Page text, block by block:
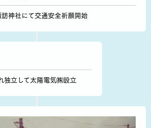
訪神社にて交通安全祈願開始
独立して太陽電気㈱設立